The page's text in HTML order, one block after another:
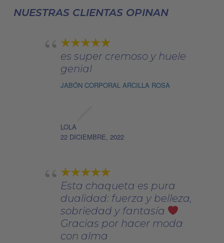
en
de
NUESTRAS CLIENTAS OPINAN
es super cremoso y huele
genial
JABÓN CORPORAL ARCILLA ROSA
LOLA
22 DICIEMBRE, 2022
Esta chaqueta es pura
dualidad: fuerza y belleza,
sobriedad y fantasía
Gracias por hacer moda
con alma